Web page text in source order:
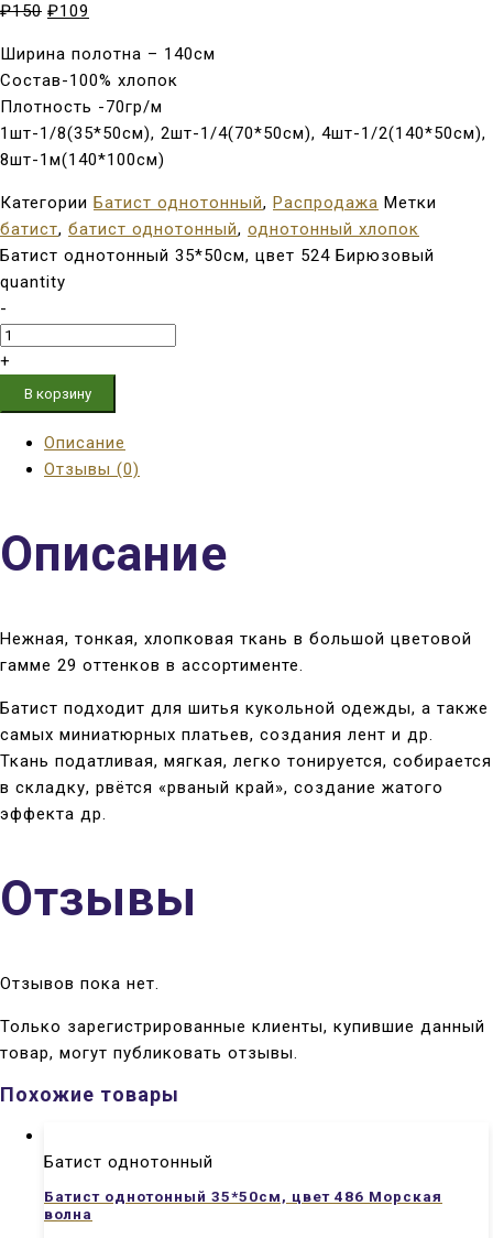
₽150 ₽109
Ширина полотна – 140см
Состав-100% хлопок
Плотность -70гр/м
1шт-1/8(35*50см), 2шт-1/4(70*50см), 4шт-1/2(140*50см),
8шт-1м(140*100см)
Категории Батист однотонный, Распродажа Метки
батист, батист однотонный, однотонный хлопок
Батист однотонный 35*50см, цвет 524 Бирюзовый
quantity
-
+
В корзину
Описание
Отзывы (0)
Описание
Нежная, тонкая, хлопковая ткань в большой цветовой
гамме 29 оттенков в ассортименте.
Батист подходит для шитья кукольной одежды, а также
самых миниатюрных платьев, создания лент и др.
Ткань податливая, мягкая, легко тонируется, собирается
в складку, рвётся «рваный край», создание жатого
эффекта др.
Отзывы
Отзывов пока нет.
Только зарегистрированные клиенты, купившие данный
товар, могут публиковать отзывы.
Похожие товары
Батист однотонный
Батист однотонный 35*50см, цвет 486 Морская
волна